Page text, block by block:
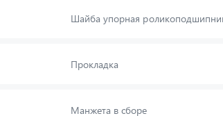
Шайба упорная
Прокладка
Манжета в сборе